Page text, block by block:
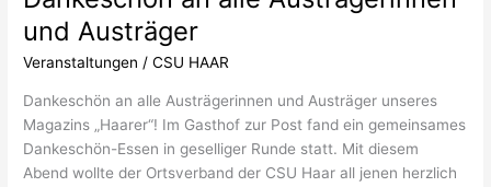
und Austräger
Veranstaltungen /CSU HAAR
Dankeschön an alle Austrägerinnen und Austräger unseres
Magazins „Haarer“! Im Gasthof zur Post fand ein gemeinsames
Dankeschön-Essen in geselliger Runde statt. Mit diesem
Abend wollte der Ortsverband der CSU Haar all jenen herzlich